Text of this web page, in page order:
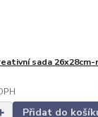
sada 26x28cm-
Přidat do